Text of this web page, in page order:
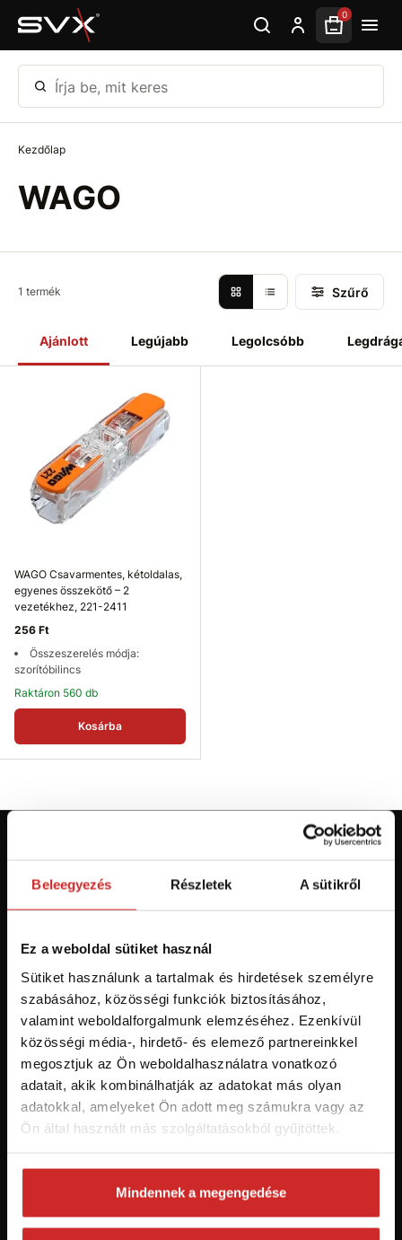
Beleegyezés Részletek A sütikről
Ez a weboldal sütiket használ
Sütiket használunk a tartalmak és hirdetések személyre
szabásához, közösségi funkciók biztosításához,
valamint weboldalforgalmunk elemzéséhez. Ezenkívül
közösségi média-, hirdető- és elemező partnereinkkel
megosztjuk az Ön weboldalhasználatra vonatkozó
adatait, akik kombinálhatják az adatokat más olyan
adatokkal, amelyeket Ön adott meg számukra vagy az
Ön által használt más szolgáltatásokból gyűjtöttek.
Mindennek a megengedése
Ugrás az oldal fő részéhez 0
Írja be, mit keres
Kezdőlap
WAGO
Ajánlott Legújabb Legolcsóbb
1 termék Szűrő
WAGO Csavarmentes, kétoldalas,
egyenes összekötő – 2
vezetékhez, 221-2411
256 Ft
Összeszerelés módja:
szorítóbilincs
Raktáron 560 db
Kosárba
szerezzen áttekintést az aktuális
újdonságokról és akciókról.
Hozzájárulok a személyes adatok feldolgozásához üzleti
értesítések küldése céljából - 16 éven felüli személyek számára
ajánlott!